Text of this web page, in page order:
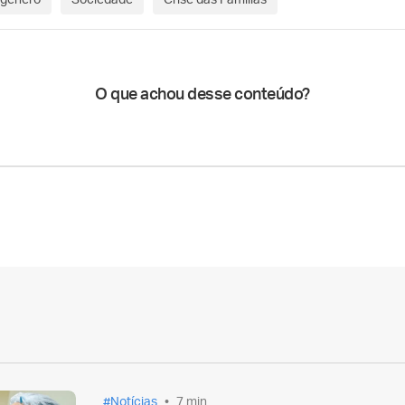
O que achou desse conteúdo?
Notícias 7 min